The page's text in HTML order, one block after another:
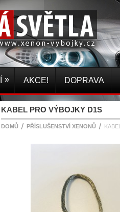
» AKCE! DOPRAVA
KABEL PRO VÝBOJKY D1S
DOMŮ PŘÍSLUŠENSTVÍ XENONŮ